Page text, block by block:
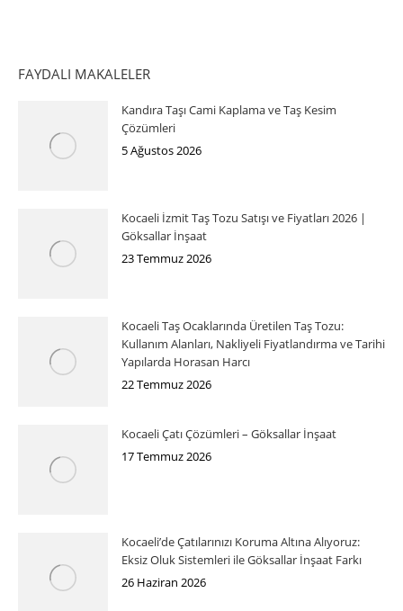
FAYDALI MAKALELER
Kandıra Taşı Cami Kaplama ve Taş Kesim
Çözümleri
5 Ağustos 2026
Kocaeli İzmit Taş Tozu Satışı ve Fiyatları 2026 |
Göksallar İnşaat
23 Temmuz 2026
Kocaeli Taş Ocaklarında Üretilen Taş Tozu:
Kullanım Alanları, Nakliyeli Fiyatlandırma ve Tarihi
Yapılarda Horasan Harcı
22 Temmuz 2026
Kocaeli Çatı Çözümleri – Göksallar İnşaat
17 Temmuz 2026
Kocaeli’de Çatılarınızı Koruma Altına Alıyoruz:
Eksiz Oluk Sistemleri ile Göksallar İnşaat Farkı
26 Haziran 2026